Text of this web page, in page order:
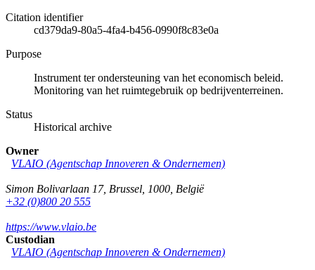
Citation identifier
cd379da9-80a5-4fa4-b456-0990f8c83e0a
Purpose
Instrument ter ondersteuning van het economisch beleid.
Monitoring van het ruimtegebruik op bedrijventerreinen.
Status
Historical archive
Owner
VLAIO (Agentschap Innoveren & Ondernemen)
Simon Bolivarlaan 17, Brussel 1000 België
+32 (0)800 20 555
https://www.vlaio.be
Custodian
VLAIO (Agentschap Innoveren & Ondernemen)